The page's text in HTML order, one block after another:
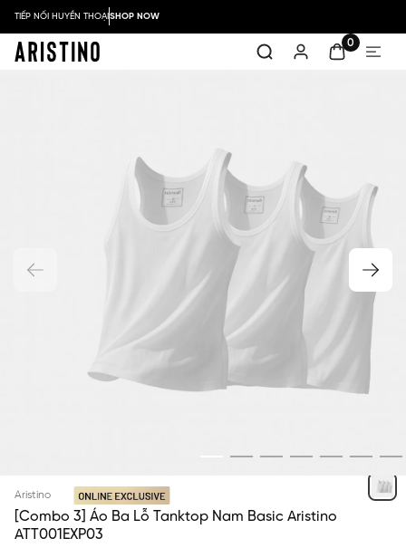
TIẾP NỐI HUYỀN THOẠISHOP NOW
0
Aristino
[Combo 3] Áo Ba Lỗ Tanktop Nam Basic Aristino
ATT001EXP03